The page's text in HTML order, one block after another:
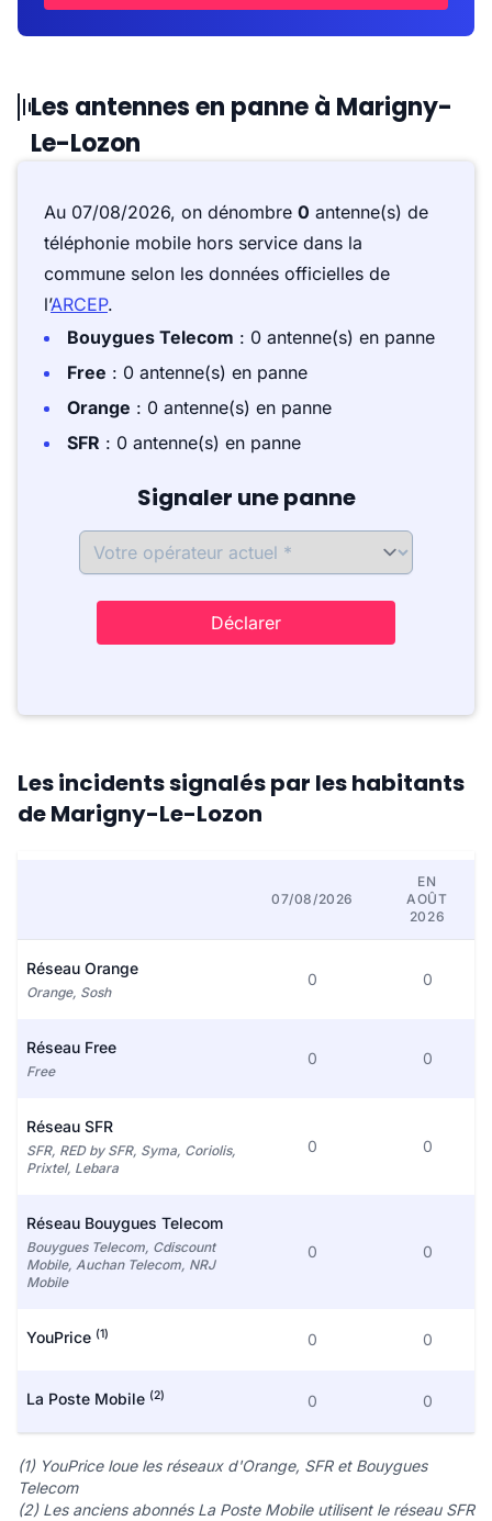
Les antennes en panne à Marigny-
Le-Lozon
Au 07/08/2026, on dénombre 0 antenne(s) de
téléphonie mobile hors service dans la
commune selon les données officielles de
l’ARCEP.
Bouygues Telecom : 0 antenne(s) en panne
Free : 0 antenne(s) en panne
Orange : 0 antenne(s) en panne
SFR : 0 antenne(s) en panne
Signaler une panne
Déclarer
Les incidents signalés par les habitants
de Marigny-Le-Lozon
07/08/2026
EN
AOÛT
2026
Réseau Orange
Orange, Sosh
0 0
Réseau Free
Free
0 0
Réseau SFR
SFR, RED by SFR, Syma, Coriolis,
Prixtel, Lebara
0 0
Réseau Bouygues Telecom
Bouygues Telecom, Cdiscount
Mobile, Auchan Telecom, NRJ
Mobile
0 0
YouPrice (1) 0 0
La Poste Mobile (2) 0 0
(1) YouPrice loue les réseaux d'Orange, SFR et Bouygues
Telecom
(2) Les anciens abonnés La Poste Mobile utilisent le réseau SFR